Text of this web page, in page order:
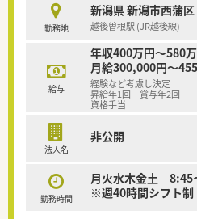
勤務地
新潟県 新潟市西蒲区
越後曽根駅 (JR越後線)
給与
年収400万円～580
月給300,000円～
経験など考慮し決定
昇給年1回 賞与年2回
資格手当
法人名
非公開
勤務時間
月火水木金土 8:45
※週40時間シフト制